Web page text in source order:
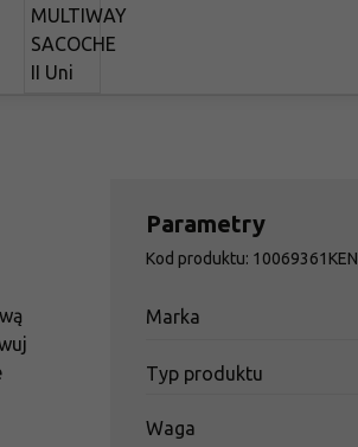
SACOCHE II Uni
Parametry
Kod produktu: 10069361KEN
Marka
Typ produktu
Waga